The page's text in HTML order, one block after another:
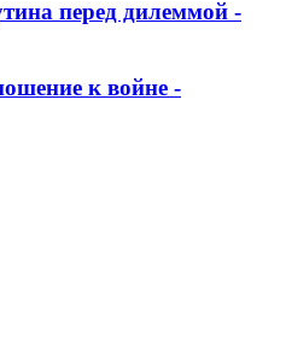
перед дилеммой -
к войне -